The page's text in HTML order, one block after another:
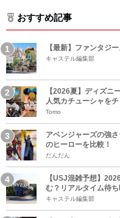
おすすめ記事
【最新】ファンタジ
キャステル編集部
【2026夏】ディズニ
人気カチューシャを
Tomo
アベンジャーズの強
のヒーローを比較！
だんだん
【USJ混雑予想】
む？リアルタイム待
キャステル編集部